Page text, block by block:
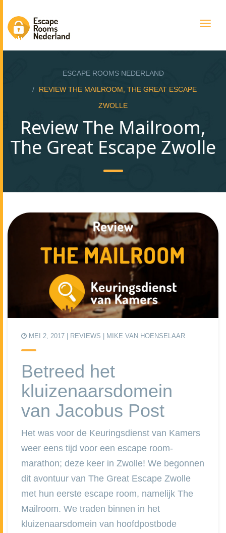
ESCAPE ROOMS NEDERLAND
REVIEW THE MAILROOM, THE GREAT ESCAPE
ZWOLLE
Review The Mailroom,
The Great Escape Zwolle
MEI 2, 2017 | REVIEWS | MIKE VAN HOENSELAAR
Betreed het
kluizenaarsdomein
van Jacobus Post
Het was voor de Keuringsdienst van Kamers
weer eens tijd voor een escape room-
marathon; deze keer in Zwolle! We begonnen
dit avontuur van The Great Escape Zwolle
met hun eerste escape room, namelijk The
Mailroom. We traden binnen in het
kluizenaarsdomein van hoofdpostbode